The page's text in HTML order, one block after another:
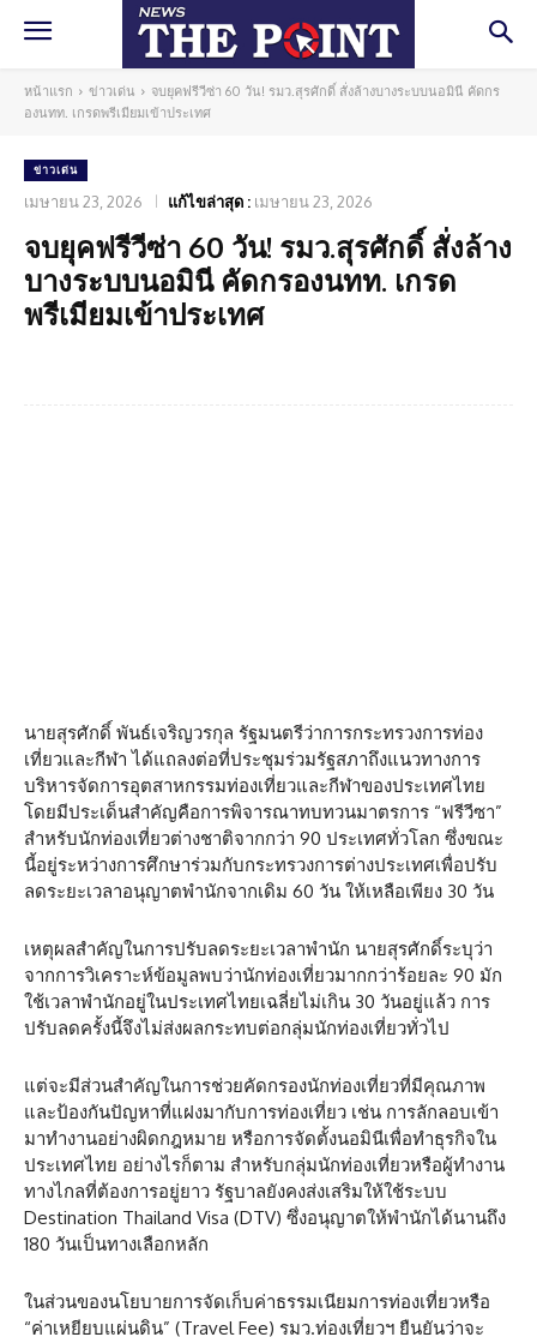
หน้าแรก ข่าวเด่น
จบยุคฟรีวีซ่า 60 วัน! รมว.สุรศักดิ์ สั่งล้างบางระบบนอมินี คัดกร
องนทท. เกรดพรีเมียมเข้าประเทศ
ข่าวเด่น
เมษายน 23, 2026 แก้ไขล่าสุด : เมษายน 23, 2026
จบยุคฟรีวีซ่า 60 วัน! รมว.สุรศักดิ์ สั่งล้าง
บางระบบนอมินี คัดกรองนทท. เกรด
พรีเมียมเข้าประเทศ
นายสุรศักดิ์ พันธ์เจริญวรกุล รัฐมนตรีว่าการกระทรวงการท่อง
เที่ยวและกีฬา ได้แถลงต่อที่ประชุมร่วมรัฐสภาถึงแนวทางการ
บริหารจัดการอุตสาหกรรมท่องเที่ยวและกีฬาของประเทศไทย
โดยมีประเด็นสำคัญคือการพิจารณาทบทวนมาตรการ “ฟรีวีซา”
สำหรับนักท่องเที่ยวต่างชาติจากกว่า 90 ประเทศทั่วโลก ซึ่งขณะ
นี้อยู่ระหว่างการศึกษาร่วมกับกระทรวงการต่างประเทศเพื่อปรับ
ลดระยะเวลาอนุญาตพำนักจากเดิม 60 วัน ให้เหลือเพียง 30 วัน
เหตุผลสำคัญในการปรับลดระยะเวลาพำนัก นายสุรศักดิ์ระบุว่า
จากการวิเคราะห์ข้อมูลพบว่านักท่องเที่ยวมากกว่าร้อยละ 90 มัก
ใช้เวลาพำนักอยู่ในประเทศไทยเฉลี่ยไม่เกิน 30 วันอยู่แล้ว การ
ปรับลดครั้งนี้จึงไม่ส่งผลกระทบต่อกลุ่มนักท่องเที่ยวทั่วไป
แต่จะมีส่วนสำคัญในการช่วยคัดกรองนักท่องเที่ยวที่มีคุณภาพ
และป้องกันปัญหาที่แฝงมากับการท่องเที่ยว เช่น การลักลอบเข้า
มาทำงานอย่างผิดกฎหมาย หรือการจัดตั้งนอมินีเพื่อทำธุรกิจใน
ประเทศไทย อย่างไรก็ตาม สำหรับกลุ่มนักท่องเที่ยวหรือผู้ทำงาน
ทางไกลที่ต้องการอยู่ยาว รัฐบาลยังคงส่งเสริมให้ใช้ระบบ
Destination Thailand Visa (DTV) ซึ่งอนุญาตให้พำนักได้นานถึง
180 วันเป็นทางเลือกหลัก
ในส่วนของนโยบายการจัดเก็บค่าธรรมเนียมการท่องเที่ยวหรือ
“ค่าเหยียบแผ่นดิน” (Travel Fee) รมว.ท่องเที่ยวฯ ยืนยันว่าจะ